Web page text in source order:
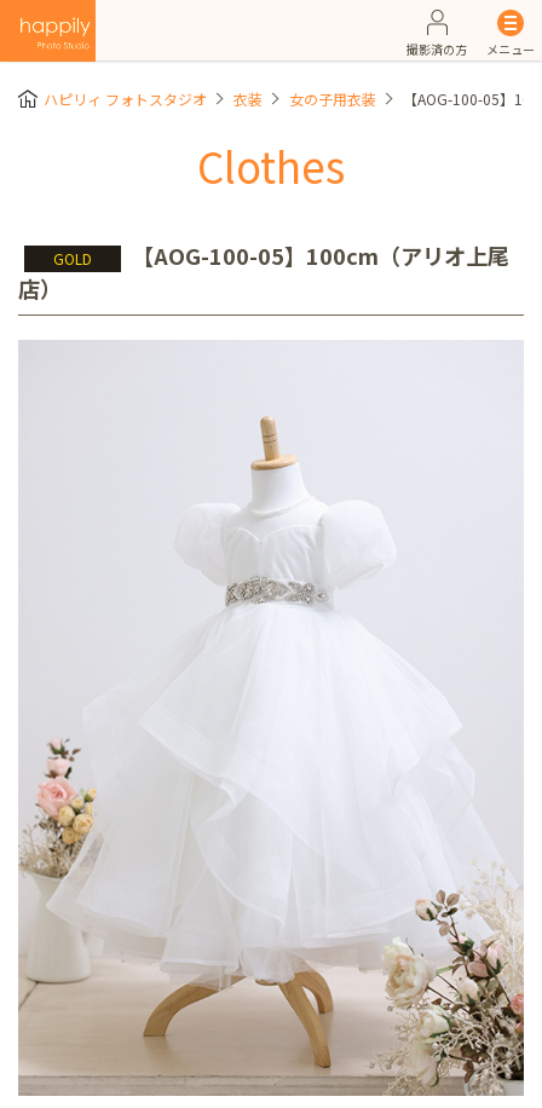
撮影済の方 メニュー
ハピリィ フォトスタジオ 衣装 女の子用衣装 【AOG-100-05】
Clothes
GOLD
【AOG-100-05】100cm（アリオ上尾
店）